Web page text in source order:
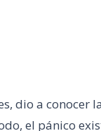
dio a conocer
el pánico